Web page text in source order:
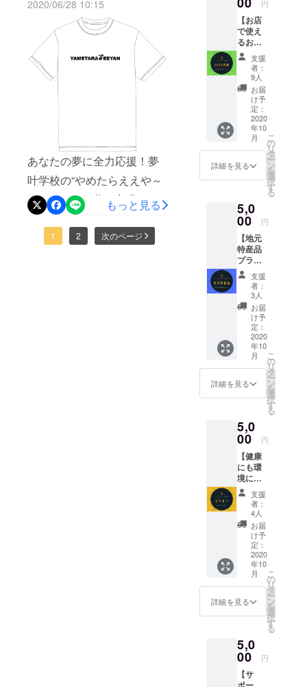
これからどういう形でお返
しをしようか…また、それ
を考えるのも楽しくて。溢
れるこの感謝がどんな形に
なるのか私も全く未知の世
界ですが、超面倒臭がりの
ている事が何より奇跡！(๑°
ㅁ°๑)‼✧あ…そう言えばまだ
終わってなかった。諦めず
ガンバります！٩(๑•̀ω•́๑)و
fight!!
てたのでネットで調べてみ
たら、このスロー社の代表
がとっても個性的＆画期
的。代表は、東日本大震災
の直後、水源地で放射能が
くなる事態に直面。店頭に
並ぶ水は争奪戦。水の奪い
合いで買いたくても水が手
に入らない…「嗚呼、もう
干からびる…」そんな時、
郡上の親族がおいしい湧き
水を大きなタンクに汲んで
の食料の9割を占める100種
類の野菜や果物のうち、7割
はハチが受粉」しかし、そ
の最大の職人(蜂)のミツバチ
さんが既に90%絶滅してい
お陰なのに、今はほとんど
姿を見る事は無くなってい
ます。アインシュタイン曰
くみつばち絶滅の4年以内
チさん達は自分達がそんな
2020/06/28 10:15
あなたの夢に全力応援！夢
叶学校の“やめたらええや～
ん”Tシャツ。夢の実現を阻
むやりたくない事からなか
なか逃がしてくれない自
もっと見る
1 2 次のページ
に応じ
て一緒
に活動
しま
す。 一
緒に協
力して
くれる
方をお
待ちし
ており
ます。
備考欄
にお名
前、
LINE ID
のご記
入をお
願いい
たしま
す。
円
【お店
で使え
るお食
事券】
お店が
完成し
てオー
プン後
に使え
るドリ
ンク券
と お気
持ちの
粗品を
配布さ
せてい
ます。
お友達
同士で
使う事
も可能
ですの
で、 た
くさん
の方に
知って
いただ
けると
嬉しい
です。
こちら
のチ
ケット
りも出
ません
最初だ
けの特
別サー
ビスに
なって
いま
す。 よ
ろしく
お願い
いたし
ます。
支援
者：
9人
お届
け予
定：
2020
年10
月
詳細を見る
こ
の
リ
タ
ー
ン
を
選
択
す
る
5,0
00 円
【地元
特産品
プラ
ン】 地
元にあ
る特産
品の詰
め合わ
せを お
送りさ
せてい
ただき
ます。
地元の
特産品
を多く
知って
いただ
だきた
いで
す。 和
良町や
郡上市
の特産
物や販
売され
ている
特色あ
る物を
お送り
いたし
ます。
・祈願
チンチ
ロやの
味噌 ・
和良温
支援
者：
3人
お届
け予
定：
2020
年10
月
詳細を見る
こ
の
リ
タ
ー
ン
を
選
択
す
る
5,0
00 円
【健康
にも環
境にも
いいは
ちみ
つ】 中
島悟さ
ん厳選
の『特
製ハチ
ミツ』
お１つ
200グラ
ム 非加
熱のは
ちみつ
いたし
まし
た。 全
国飛び
支援
者：
4人
お届
け予
定：
2020
年10
月
詳細を見る
こ
の
リ
タ
ー
ン
を
選
択
す
る
5,0
00 円
【サ